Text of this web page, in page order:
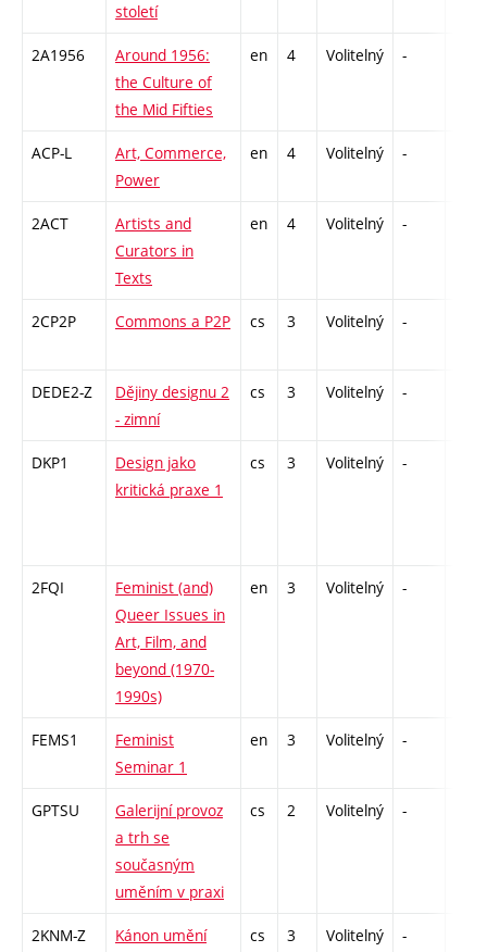
století
2A1956
Around 1956:
the Culture of
the Mid Fifties
en 4 Volitelný -
ACP-L
Art, Commerce,
Power
en 4 Volitelný -
2ACT
Artists and
Curators in
Texts
en 4 Volitelný -
2CP2P Commons a P2P cs 3 Volitelný -
DEDE2-Z
Dějiny designu 2
- zimní
cs 3 Volitelný -
DKP1
Design jako
kritická praxe 1
cs 3 Volitelný -
2FQI
Feminist (and)
Queer Issues in
Art, Film, and
beyond (1970-
1990s)
en 3 Volitelný -
FEMS1
Feminist
Seminar 1
en 3 Volitelný -
GPTSU
Galerijní provoz
a trh se
současným
uměním v praxi
cs 2 Volitelný -
2KNM-Z Kánon umění cs 3 Volitelný -